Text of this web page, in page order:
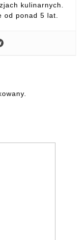
kulinarnych.
od ponad 5 lat.